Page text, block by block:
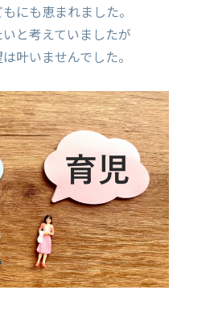
にも恵まれました。
と考えていましたが
叶いませんでした。